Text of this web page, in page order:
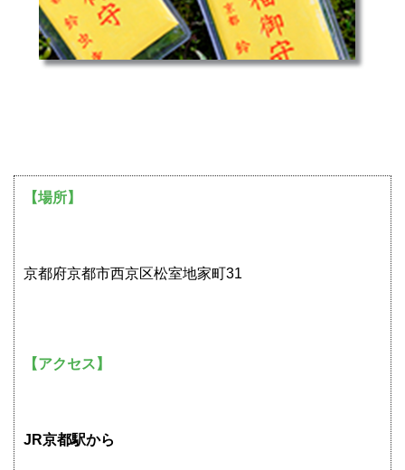
【場所】
京都府京都市西京区松室地家町31
【アクセス】
JR京都駅から